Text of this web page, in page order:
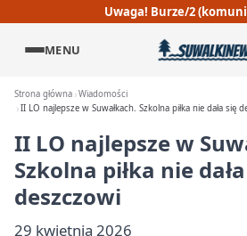
Uwaga! Burze/2
MENU
Strona główna Wiadomości
II LO najlepsze w Suwałkach. Szkolna piłka nie dała się
II LO najlepsze w
Szkolna piłka nie
deszczowi
29 kwietnia 2026